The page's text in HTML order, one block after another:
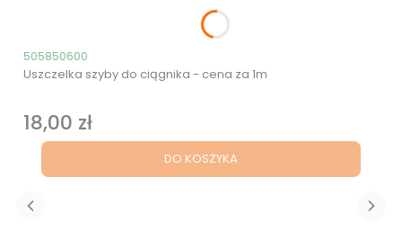
Kod produktu
505850600
Uszczelka szyby do ciągnika - cena za 1m
Cena
18,00 zł
DO KOSZYKA